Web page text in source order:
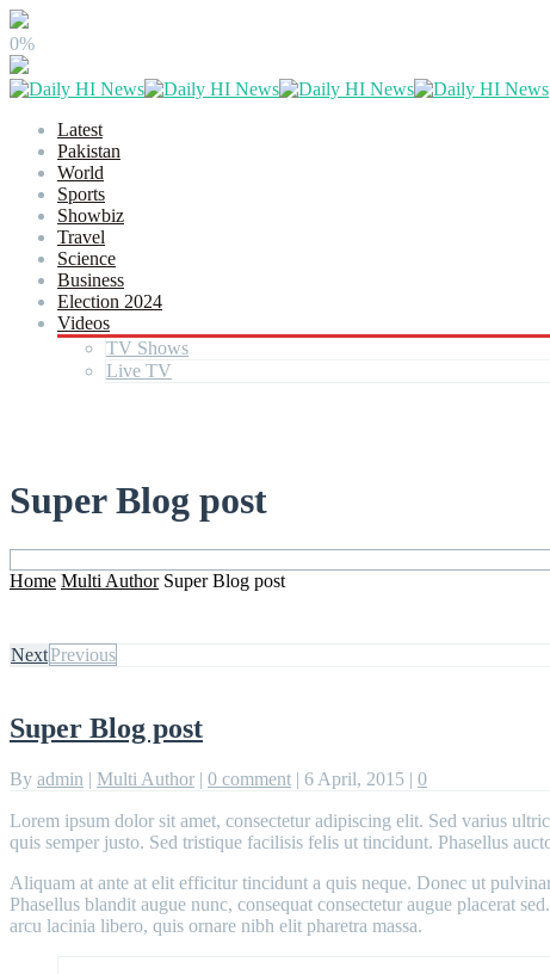
0%
Latest
Pakistan
World
Sports
Showbiz
Travel
Science
Business
Election 2024
Videos
TV Shows
Live TV
Super Blog post
Home Multi Author Super Blog post
NextPrevious
Super Blog post
By admin | Multi Author | 0 comment | 6 April, 2015 | 0
Lorem ipsum dolor sit amet, consectetur adipiscing elit. Sed varius
quis semper justo. Sed tristique facilisis felis ut tincidunt. Phasellus
Aliquam at ante at elit efficitur tincidunt a quis neque. Donec ut
Phasellus blandit augue nunc, consequat consectetur augue placerat
arcu lacinia libero, quis ornare nibh elit pharetra massa.